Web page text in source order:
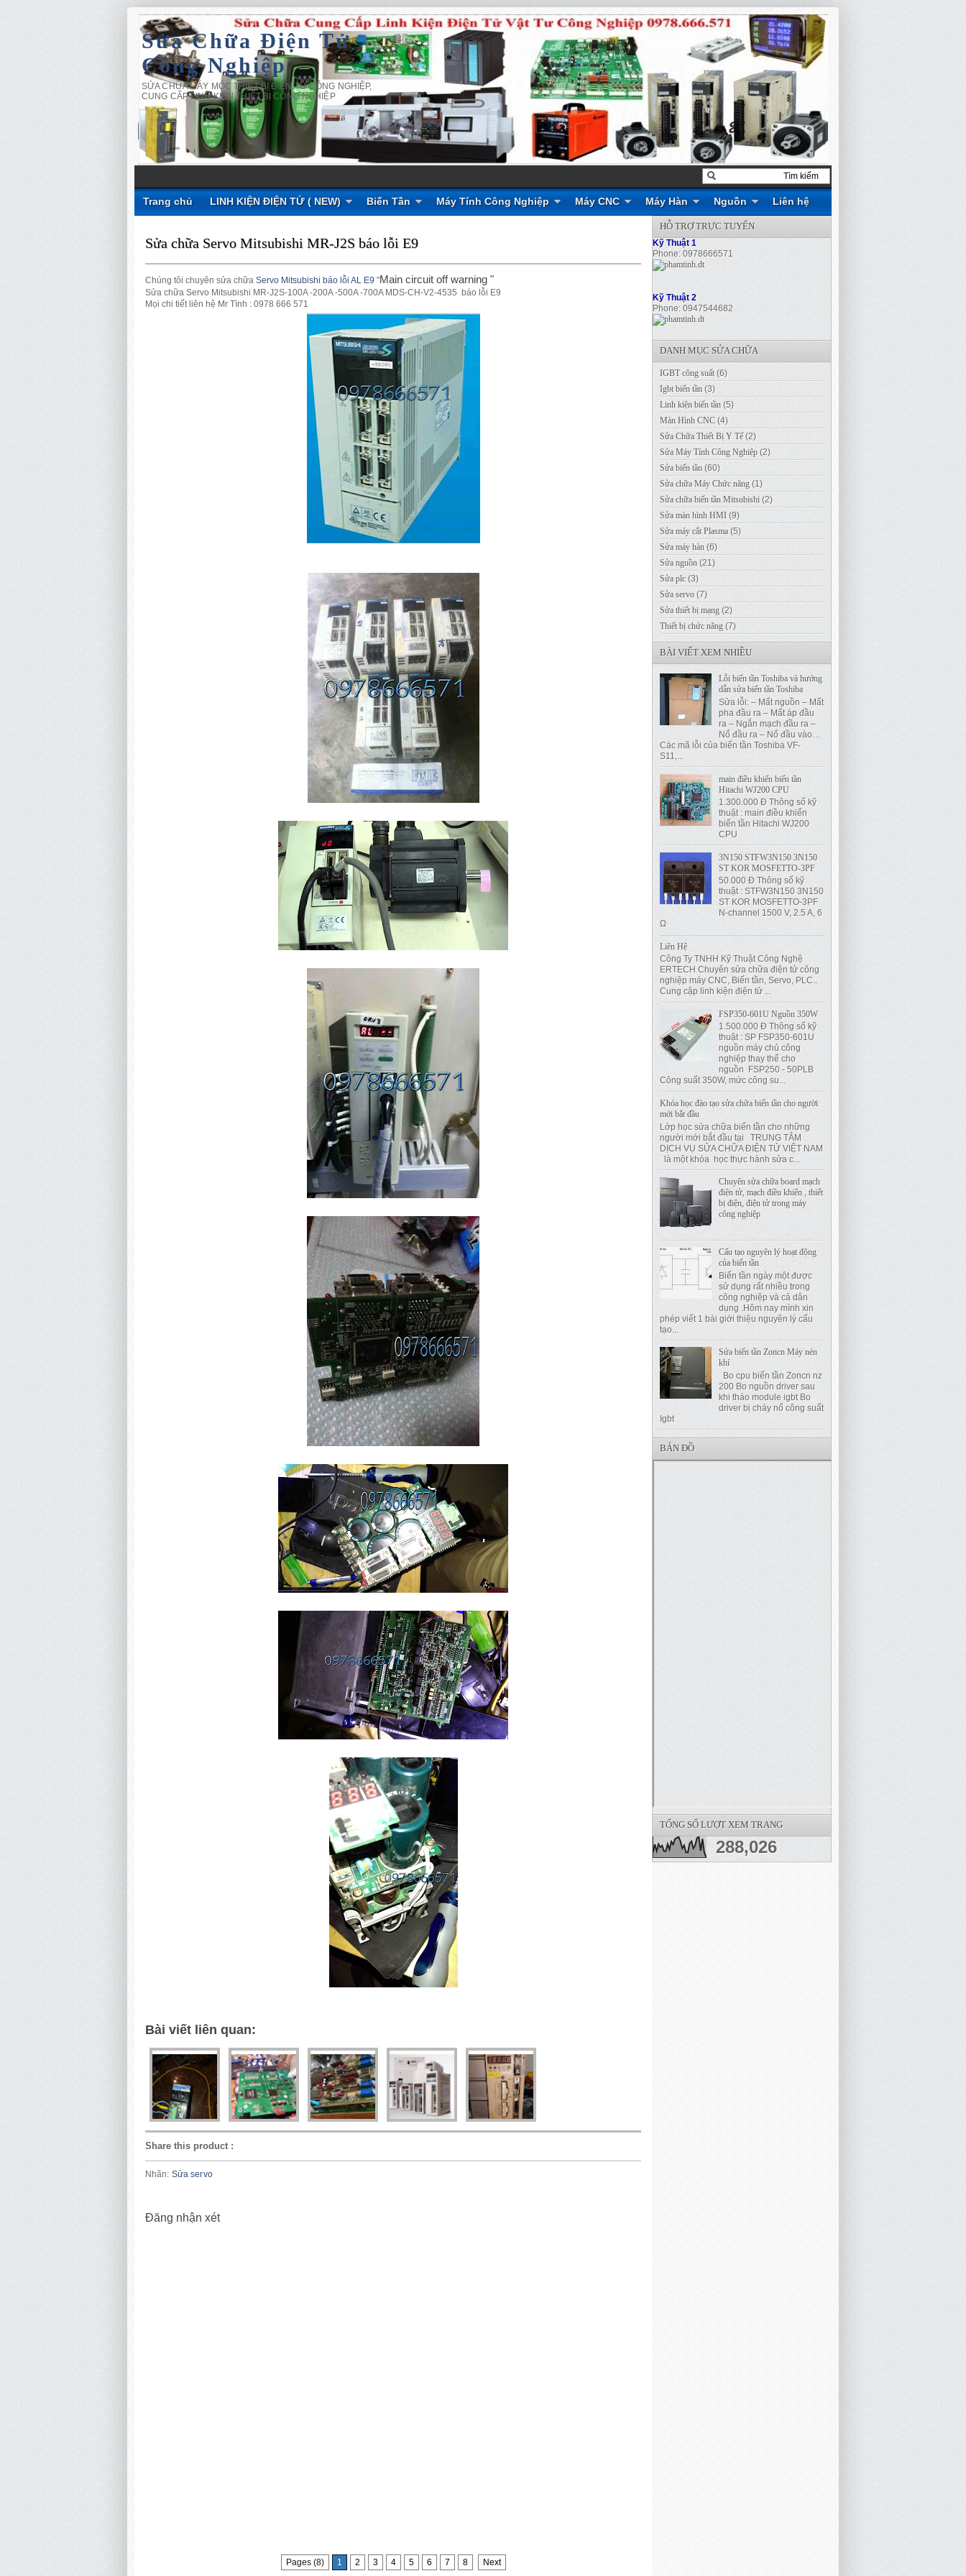
Sửa Chữa Điện Tử
Công Nghiệp
SỬA CHỮA MÁY MÓC THIẾT BỊ ĐIỆN TỬ CÔNG NGHIỆP,
CUNG CẤP LINH KIỆN THIẾT BỊ CÔNG NGHIỆP
Trang chủ LINH KIỆN ĐIỆN TỬ ( NEW) Biến Tần Máy Tính Công Nghiệp Máy CNC Máy Hàn Nguồn Liên hệ
Sửa chữa Servo Mitsubishi MR-J2S báo lỗi E9
Chúng tôi chuyên sửa chữa Servo Mitsubishi báo lỗi AL E9 "Main circuit off warning "
Sửa chữa Servo Mitsubishi MR-J2S-100A -200A -500A -700A MDS-CH-V2-4535 báo lỗi E9
Mọi chi tiết liên hệ Mr Tình : 0978 666 571
Bài viết liên quan:
Share this product :
Nhãn: Sửa servo
Đăng nhận xét
Pages (8) 1 2 3 4 5 6 7 8 Next
HỖ TRỢ TRỰC TUYẾN
Kỹ Thuật 1
Phone: 0978666571
Kỹ Thuật 2
Phone: 0947544682
DANH MỤC SỬA CHỮA
IGBT công suất (6)
Igbt biến tần (3)
Linh kiện biến tần (5)
Màn Hình CNC (4)
Sửa Chữa Thiết Bị Y Tế (2)
Sửa Máy Tính Công Nghiệp (2)
Sửa biến tần (60)
Sửa chữa Máy Chức năng (1)
Sửa chữa biến tần Mitsubishi (2)
Sửa màn hình HMI (9)
Sửa máy cắt Plasma (5)
Sửa máy hàn (6)
Sửa nguồn (21)
Sửa plc (3)
Sửa servo (7)
Sửa thiết bị mạng (2)
Thiết bị chức năng (7)
BÀI VIẾT XEM NHIỀU
Lỗi biến tần Toshiba và hướng
dẫn sửa biến tần Toshiba
Sửa lỗi: – Mất nguồn – Mất
pha đầu ra – Mất áp đầu
ra – Ngắn mạch đầu ra –
Nổ đầu ra – Nổ đầu vào…
Các mã lỗi của biến tần Toshiba VF-
S11,...
main điều khiển biến tần
Hitachi WJ200 CPU
1.300.000 Đ Thông số kỹ
thuật : main điều khiển
biến tần Hitachi WJ200
CPU
3N150 STFW3N150 3N150
ST KOR MOSFETTO-3PF
50.000 Đ Thông số kỹ
thuật : STFW3N150 3N150
ST KOR MOSFETTO-3PF
N-channel 1500 V, 2.5 A, 6
Ω
Liên Hệ
Công Ty TNHH Kỹ Thuật Công Nghệ
ERTECH Chuyên sửa chữa điện tử công
nghiệp máy CNC, Biến tần, Servo, PLC..
Cung cập linh kiện điện tử ...
FSP350-601U Nguồn 350W
1.500.000 Đ Thông số kỹ
thuật : SP FSP350-601U
nguồn máy chủ công
nghiệp thay thế cho
nguồn FSP250 - 50PLB
Công suất 350W, mức công su...
Khóa học đào tạo sửa chữa biến tần cho người
mới bắt đầu
Lớp học sửa chữa biến tần cho những
người mới bắt đầu tại TRUNG TÂM
DỊCH VỤ SỬA CHỮA ĐIỆN TỬ VIỆT NAM
là một khóa học thực hành sửa c...
Chuyên sửa chữa board mạch
điện tử, mạch điều khiển , thiết
bị điện, điện tử trong máy
công nghiệp
Cấu tạo nguyên lý hoạt động
của biến tần
Biến tần ngày một được
sử dụng rất nhiều trong
công nghiệp và cả dân
dụng .Hôm nay mình xin
phép viết 1 bài giới thiệu nguyên lý cấu
tạo...
Sửa biến tần Zoncn Máy nén
khí
Bo cpu biến tần Zoncn nz
200 Bo nguồn driver sau
khi tháo module igbt Bo
driver bị cháy nổ công suất
Igbt
BẢN ĐỒ
TỔNG SỐ LƯỢT XEM TRANG
288,026